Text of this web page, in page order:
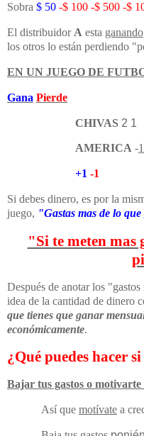
Sobra $ 50 -$ 100 -$ 500 -$
El distribuidor A esta ganando
los otros lo están perdiendo
EN UN JUEGO DE
Gana Pierde
CHIVAS 2 1
AMERICA -1
+1 -1
Si debes dinero, es por la
juego, "Gastas mas de lo
"Si te meten mas
Después de anotar los
idea de la cantidad de dinero
que tienes que ganar
económicamente.
¿Qué puedes hacer
Bajar tus gastos o motivarte
Así que motívate a